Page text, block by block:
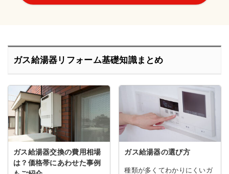
ガス給湯器リフォーム基礎知識まとめ
ガス給湯器交換の費用相場
は？価格帯にあわせた事例
ガス給湯器の選び方
種類が多くてわかりにくいガ